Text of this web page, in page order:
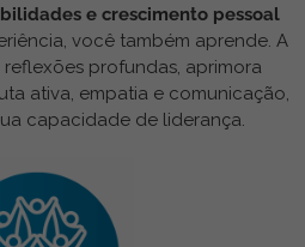
e crescimento pessoal
você também aprende. A
profundas, aprimora
ativa, empatia e comunicação,
capacidade de liderança.